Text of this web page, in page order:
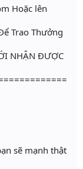
Hoặc lên
Trao Thưởng
NHẬN ĐƯỢC
sẽ mạnh thật